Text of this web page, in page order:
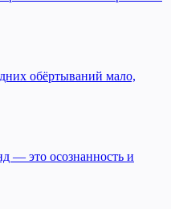
обёртываний мало,
— это осознанность и